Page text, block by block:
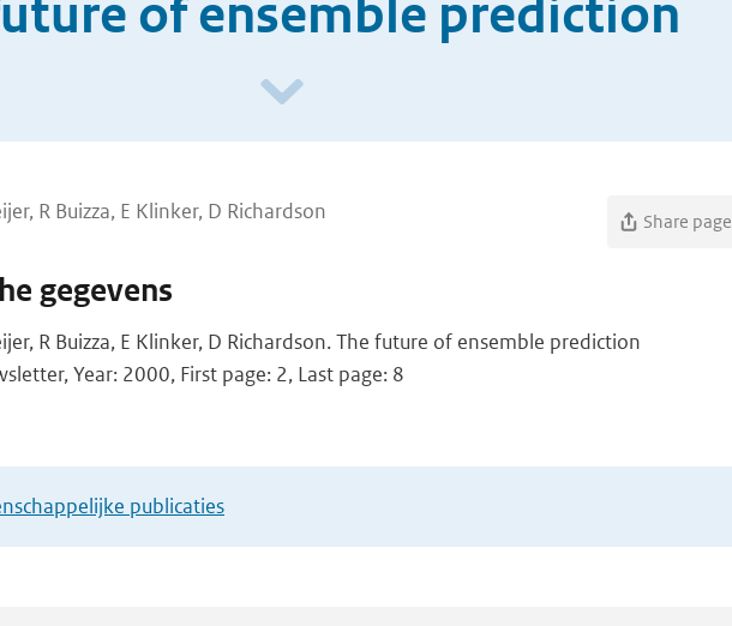
of ensemble prediction
R Buizza, E Klinker, D Richardson Share page
gegevens
R Buizza, E Klinker, D Richardson. The future of ensemble prediction
Year: 2000, First page: 2, Last page: 8
publicaties